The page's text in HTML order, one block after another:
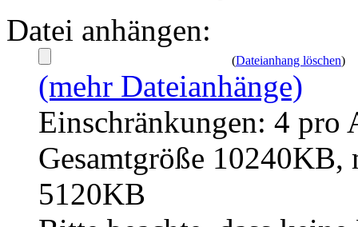
Datei anhängen:
(Dateianhang löschen)
(mehr Dateianhänge)
Einschränkungen: 4 pro
Gesamtgröße
5120KB